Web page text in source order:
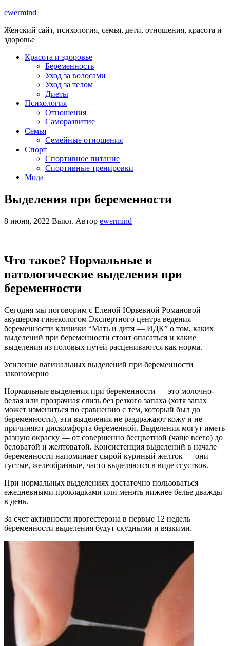
ewermind
Женский сайт, психология, семья, дети, отношения, красота и
здоровье
Красота и здоровье
Беременность
Уход за волосами
Уход за телом
Диеты
Психология
Отношения
Саморазвитие
Семья
Семейные отношения
Спорт
Спортивное питание
Спортивные тренировки
Мода
Выделения при беременности
8 июня, 2022 Выкл. Автор ewermind
Что такое? Нормальные и
патологические выделения при
беременности
Сегодня мы поговорим с Еленой Юрьевной Романовой —
акушером-гинекологом Экспертного центра ведения
беременности клиники “Мать и дитя — ИДК” о том, каких
выделений при беременности стоит опасаться и какие
выделения из половых путей расцениваются как норма.
Усиление вагинальных выделений при беременности
закономерно
Нормальные выделения при беременности — это молочно-
белая или прозрачная слизь без резкого запаха (хотя запах
может измениться по сравнению с тем, который был до
беременности), эти выделения не раздражают кожу и не
причиняют дискомфорта беременной. Выделения могут иметь
разную окраску — от совершенно бесцветной (чаще всего) до
беловатой и желтоватой. Консистенция выделений в начале
беременности напоминает сырой куриный желток — они
густые, желеобразные, часто выделяются в виде сгустков.
При нормальных выделениях достаточно пользоваться
ежедневными прокладками или менять нижнее белье дважды
в день.
За счет активности прогестерона в первые 12 недель
беременности выделения будут скудными и вязкими.